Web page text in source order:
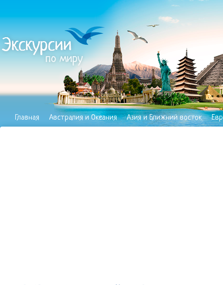
Главная Австралия и Океания Азия и Ближний восток